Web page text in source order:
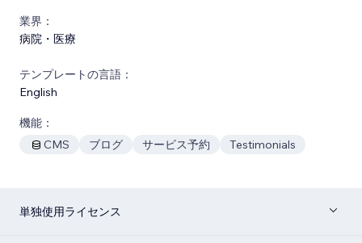
業界：
病院・医療
テンプレートの言語：
English
機能：
CMS
ブログ サービス予約 Testimonials
単独使用ライセンス